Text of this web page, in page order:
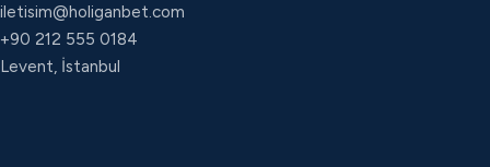
iletisim@holiganbet.com
+90 212 555 0184
Levent, İstanbul